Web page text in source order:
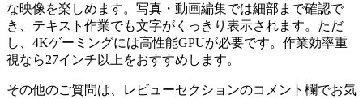
な映像を楽しめます。写真・動画編集では細部まで確認で
き、テキスト作業でも文字がくっきり表示されます。ただ
し、4Kゲーミングには高性能GPUが必要です。作業効率重
視なら27インチ以上をおすすめします。
その他のご質問は、レビューセクションのコメント欄でお気